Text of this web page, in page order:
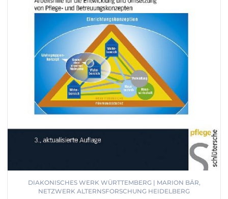
DIAKONISCHES WERK WÜRTTEMBERG | MARION BÄR,
NETZWERK ALTERNSFORSCHUNG HEIDELBERG